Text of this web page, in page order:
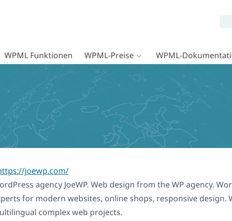
WPML Funktionen WPML-Preise WPML-
joewp.com/
agency JoeWP. Web design from the WP agency.
for modern websites, online shops, responsive design.
complex web projects.